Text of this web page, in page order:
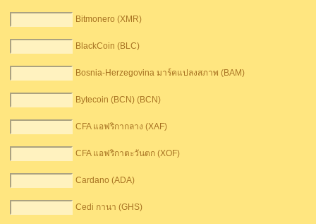
Bitmonero (XMR)
BlackCoin (BLC)
Bosnia-Herzegovina มาร์คแปลงสภาพ (BAM)
Bytecoin (BCN) (BCN)
CFA แอฟริกากลาง (XAF)
CFA แอฟริกาตะวันตก (XOF)
Cardano (ADA)
Cedi กานา (GHS)